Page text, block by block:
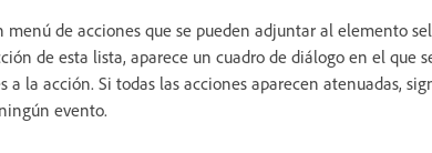
menú de acciones que se pueden adjuntar al elemento
de esta lista, aparece un cuadro de diálogo en el que
a la acción. Si todas las acciones aparecen atenuadas,
evento.